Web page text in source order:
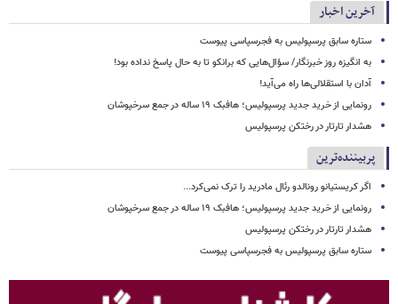
آخرین اخبار
ستاره سابق پرسپولیس به فجرسپاسی پیوست
به انگیزه روز خبرنگار/ سؤال‌هایی که برانکو تا به حال پاسخ نداده بود!
آدان با استقلالی‌ها راه می‌آید!
رونمایی از خرید جدید پرسپولیس؛ هافبک ۱۹ ساله در جمع سرخپوشان
هشدار تارتار در رختکن پرسپولیس
پربیننده‌ترین
اگر کریستیانو رونالدو رئال مادرید را ترک نمی‌کرد...
رونمایی از خرید جدید پرسپولیس؛ هافبک ۱۹ ساله در جمع سرخپوشان
هشدار تارتار در رختکن پرسپولیس
ستاره سابق پرسپولیس به فجرسپاسی پیوست